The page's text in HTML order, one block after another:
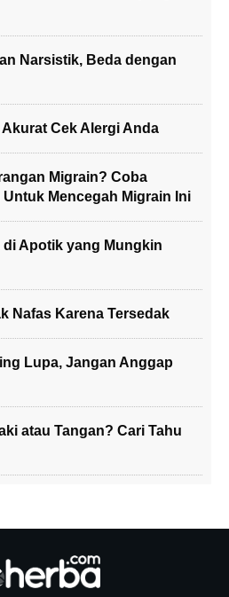
Narsistik, Beda dengan
Cek Alergi Anda
Migrain? Coba
Mencegah Migrain Ini
Apotik yang Mungkin
Nafas Karena Tersedak
Lupa, Jangan Anggap
atau Tangan? Cari Tahu